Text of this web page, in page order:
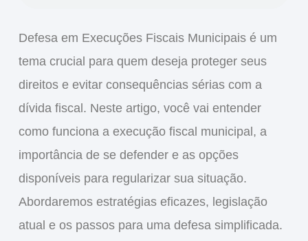
Defesa em Execuções Fiscais Municipaisé um
tema crucial para quem deseja proteger seus
direitos e evitar consequências sérias com a
dívida fiscal. Neste artigo, você vai entender
como funciona a execução fiscal municipal, a
importância de se defender e as opções
disponíveis para regularizar sua situação.
Abordaremos estratégias eficazes, legislação
atual e os passos para uma defesasimplificada.